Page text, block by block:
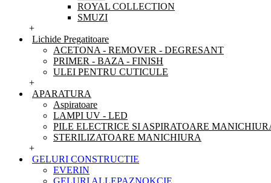
ROYAL COLLECTION
SMUZI
+
Lichide Pregatitoare
ACETONA - REMOVER - DEGRESANT
PRIMER - BAZA - FINISH
ULEI PENTRU CUTICULE
+
APARATURA
Aspiratoare
LAMPI UV - LED
PILE ELECTRICE SI ASPIRATOARE
STERILIZATOARE MANICHIURA
+
GELURI CONSTRUCTIE
EVERIN
GELURI ALLEPAZNOKCIE